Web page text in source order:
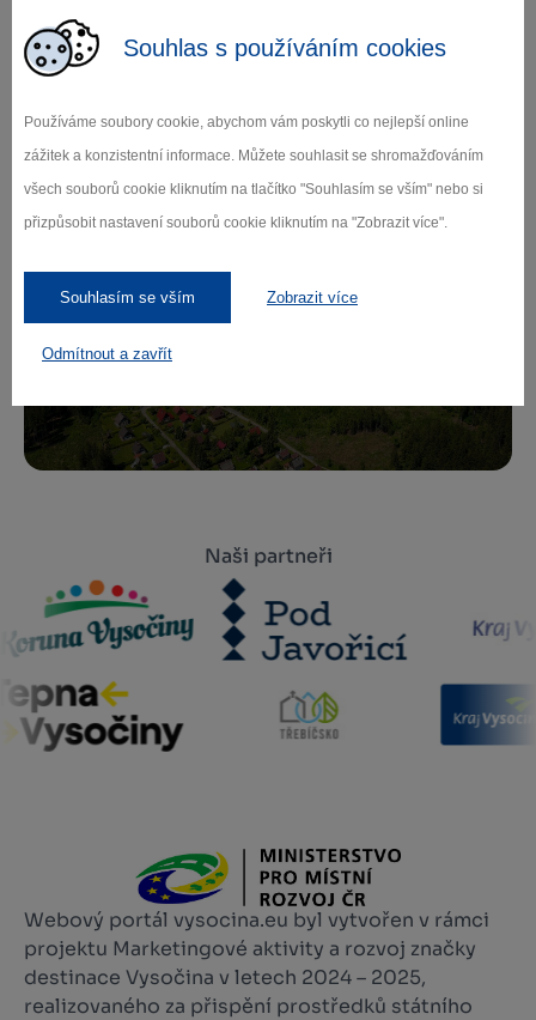
Souhlas s používáním cookies
Používáme soubory cookie, abychom vám poskytli co nejlepší online
zážitek a konzistentní informace. Můžete souhlasit se shromažďováním
všech souborů cookie kliknutím na tlačítko "Souhlasím se vším" nebo si
přizpůsobit nastavení souborů cookie kliknutím na "Zobrazit více".
Souhlasím se vším Zobrazit více
Odmítnout a zavřít
Naši partneři
Webový portál vysocina.eu byl vytvořen v rámci
projektu Marketingové aktivity a rozvoj značky
destinace Vysočina v letech 2024 – 2025,
realizovaného za přispění prostředků státního